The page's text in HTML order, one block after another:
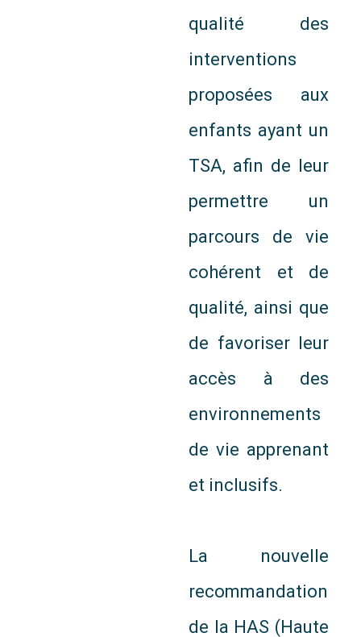
qualité des
interventions
proposées aux
enfants ayant un
TSA, afin de leur
permettre un
parcours de vie
cohérent et de
qualité, ainsi que
de favoriser leur
accès à des
environnements
de vie apprenant
et inclusifs.
La nouvelle
recommandation
de la HAS (Haute